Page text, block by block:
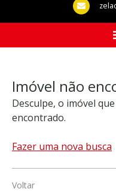
Imóvel não
Desculpe, o imóvel
encontrado.
Fazer uma nova busca
Voltar